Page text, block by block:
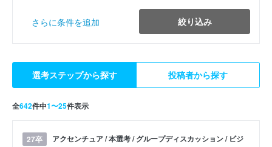
さらに条件を追加 絞り込み
選考ステップから探す 投稿者から探す
全642件中1〜25件表示
27卒
アクセンチュア / 本選考 / グループディスカッション / ビジ